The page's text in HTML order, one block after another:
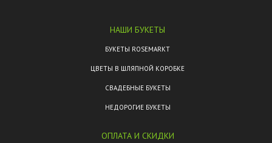
НАШИ БУКЕТЫ
БУКЕТЫ ROSEMARKT
ЦВЕТЫ В ШЛЯПНОЙ КОРОБКЕ
СВАДЕБНЫЕ БУКЕТЫ
НЕДОРОГИЕ БУКЕТЫ
ОПЛАТА И СКИДКИ